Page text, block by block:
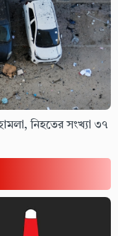
নিহতের সংখ্যা ৩৭